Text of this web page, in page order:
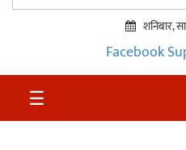
प्रमुख
समाचार
शनिबार,
Facebook
☰